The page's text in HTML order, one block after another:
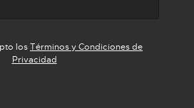
losTérminos y Condiciones de
Privacidad